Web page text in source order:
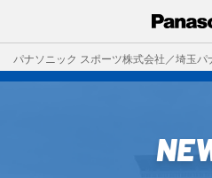
パナソニック スポーツ株式会社／埼玉